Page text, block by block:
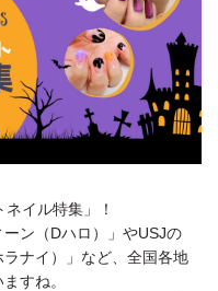
イル特集」！
ン（Dハロ）」やUSJの
ラナイ）」など、全国各地
すね。